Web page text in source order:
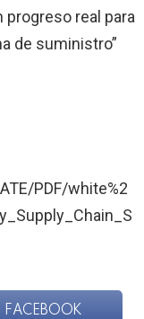
progreso real para
de suministro”
PDF/white%2
FACEBOOK